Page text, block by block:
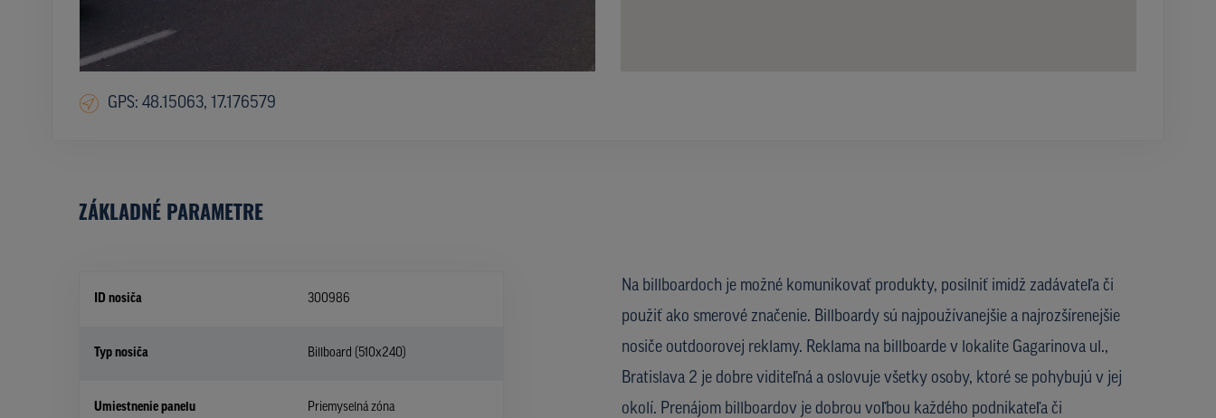
GPS: 48.15063, 17.176579
ZÁKLADNÉ PARAMETRE
ID nosiča 300986
Typ nosiča Billboard (510x240)
Umiestnenie panelu Priemyselná zóna
Na billboardoch je možné komunikovať produkty, posilniť imidž zadávateľa či
použiť ako smerové značenie. Billboardy sú najpoužívanejšie a najrozšírenejšie
nosiče outdoorovej reklamy. Reklama na billboarde v lokalite Gagarinova ul.,
Bratislava 2 je dobre viditeľná a oslovuje všetky osoby, ktoré se pohybujú v jej
okolí. Prenájom billboardov je dobrou voľbou každého podnikateľa či